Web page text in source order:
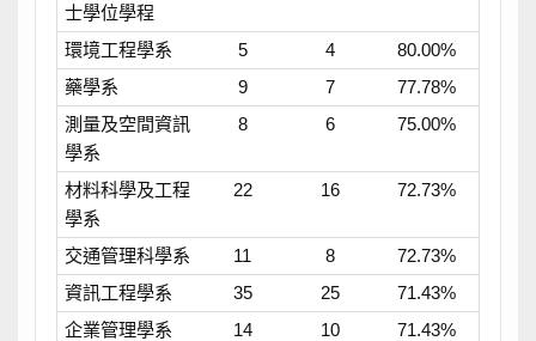
士學位學程
環境工程學系 5 4
80.00%
藥學系
9 7
77.78%
測量及空間資訊
學系
8 6 75.00%
材料科學及工程
學系
22 16 72.73%
交通管理科學系 11 8
72.73%
資訊工程學系
35 25
71.43%
企業管理學系
14 10
71.43%